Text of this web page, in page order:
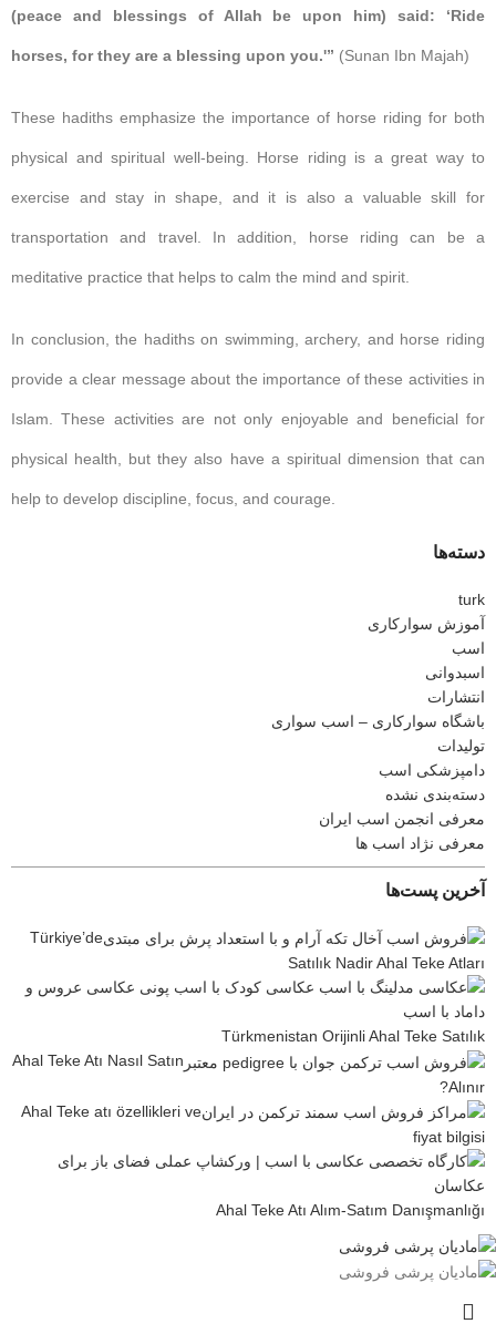
(peace and blessings of Allah be upon him) said: ‘Ride
horses, for they are a blessing upon you.'” (Sunan Ibn Majah)
These hadiths emphasize the importance of horse riding for both
physical and spiritual well-being. Horse riding is a great way to
exercise and stay in shape, and it is also a valuable skill for
transportation and travel. In addition, horse riding can be a
meditative practice that helps to calm the mind and spirit.
In conclusion, the hadiths on swimming, archery, and horse riding
provide a clear message about the importance of these activities in
Islam. These activities are not only enjoyable and beneficial for
physical health, but they also have a spiritual dimension that can
help to develop discipline, focus, and courage.
دسته‌ها
turk
آموزش سوارکاری
اسب
اسبدوانی
انتشارات
باشگاه سوارکاری – اسب سواری
تولیدات
دامپزشکی اسب
دسته‌بندی نشده
معرفی انجمن اسب ایران
معرفی نژاد اسب ها
آخرین پست‌ها
Türkiye’de
Satılık Nadir Ahal Teke Atları
Türkmenistan Orijinli Ahal Teke Satılık
Ahal Teke Atı Nasıl Satın
Alınır?
Ahal Teke atı özellikleri ve
fiyat bilgisi
Ahal Teke Atı Alım-Satım Danışmanlığı